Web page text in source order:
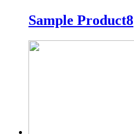
Sample Product8